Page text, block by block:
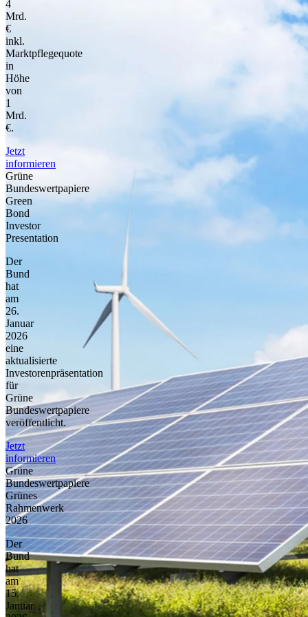
4
Mrd.
€
inkl.
Marktpflegequote
in
Höhe
von
1
Mrd.
€.
Jetzt
informieren
Grüne
Bundeswertpapiere
Green
Bond
Investor
Presentation
Der
Bund
hat
am
26.
Januar
2026
eine
aktualisierte
Investorenpräsentation
für
Grüne
Bundeswertpapiere
veröffentlicht.
Jetzt
informieren
Grüne
Bundeswertpapiere
Grünes
Rahmenwerk
2026
Der
Bund
hat
am
15.
Januar